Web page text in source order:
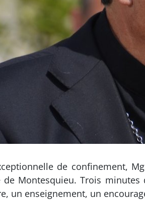
de confinement,
de Montesquieu. Trois
un enseignement, un